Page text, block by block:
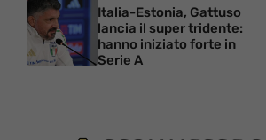
Italia-Estonia, Gattuso
lancia il super tridente:
hanno iniziato forte in
Serie A